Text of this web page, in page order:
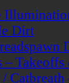
Dirt